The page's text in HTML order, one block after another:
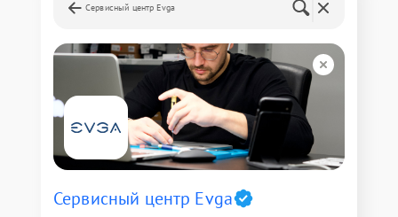
Сервисный центр Evga
Сервисный центр Evga